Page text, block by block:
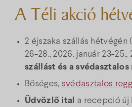
A Téli akció
2 éjszaka szállás
26-28., 2026. január 23-
szállást és a
Bőséges, svédasztalos
Üdvözlő ital a recepció új